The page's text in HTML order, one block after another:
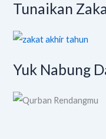
Tunaikan
Yuk Nabung